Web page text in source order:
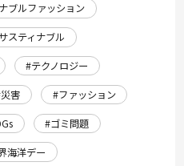
ブルファッション
スティナブル
#テクノロジー
害
#ファッション
#ゴミ問題
海洋デー